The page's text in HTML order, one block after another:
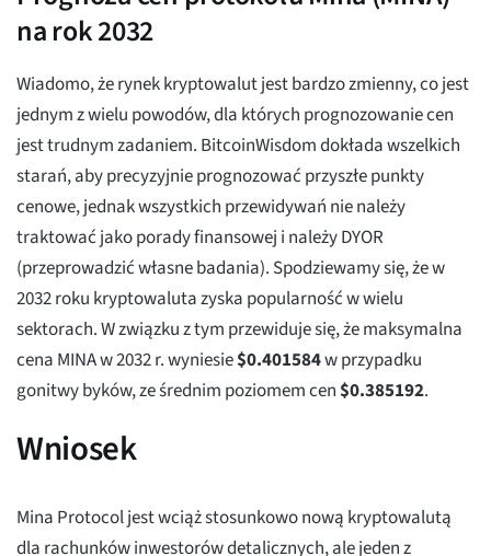
na rok 2032
Wiadomo, że rynek kryptowalut jest bardzo zmienny, co jest
jednym z wielu powodów, dla których prognozowanie cen
jest trudnym zadaniem. BitcoinWisdom dokłada wszelkich
starań, aby precyzyjnie prognozować przyszłe punkty
cenowe, jednak wszystkich przewidywań nie należy
traktować jako porady finansowej i należy DYOR
(przeprowadzić własne badania). Spodziewamy się, że w
2032 roku kryptowaluta zyska popularność w wielu
sektorach. W związku z tym przewiduje się, że maksymalna
cena MINA w 2032 r. wyniesie$0.401584w przypadku
gonitwy byków, ze średnim poziomem cen$0.385192.
Wniosek
Mina Protocol jest wciąż stosunkowo nową kryptowalutą
dla rachunków inwestorów detalicznych, ale jeden z